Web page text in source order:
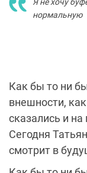
нормальную
Как бы то ни
внешности,
сказались и на
Сегодня
смотрит в